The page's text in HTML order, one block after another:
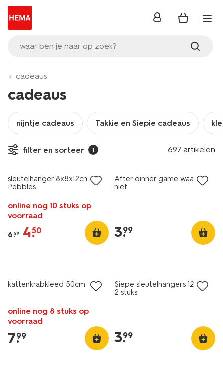
waar ben je naar op zoek?
inloggen
cadeaus
cadeaus
nijntje cadeaus Takkie en Siepie cadeaus
filter en sorteer 1 697 artikelen
sale
sleutelhanger 8x8x12cm kat
Pebbles
online nog 10 stuks op
voorraad
6.59 4.
50
After dinner game waar of
niet
3.
99
kattenkrabkleed 50cm muis
online nog 8 stuks op
voorraad
7.
99
Siepe sleutelhangers 12cm -
2 stuks
3.
99